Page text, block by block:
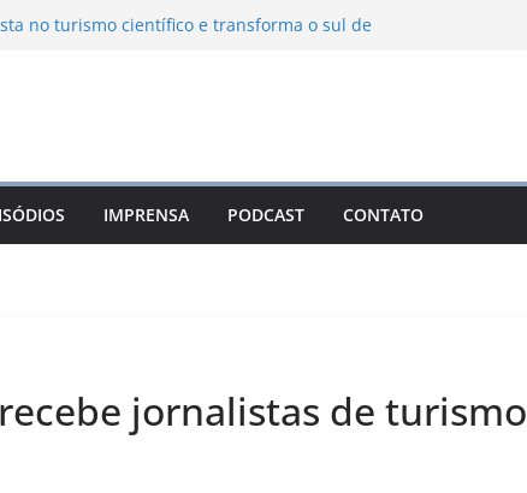
no turismo científico e transforma o sul de
sabores das serras brasileiras
Ambiental Immensità bate recorde de
em Campos do Jordão
Nuevo León: o Pueblo Mágico com ruas
e turismo à beira da represa
IMPRENSA PODCAST CONTATO
jornalistas de turismo